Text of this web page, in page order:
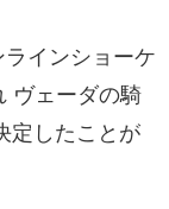
インショーケ
ヴェーダの騎
定したことが